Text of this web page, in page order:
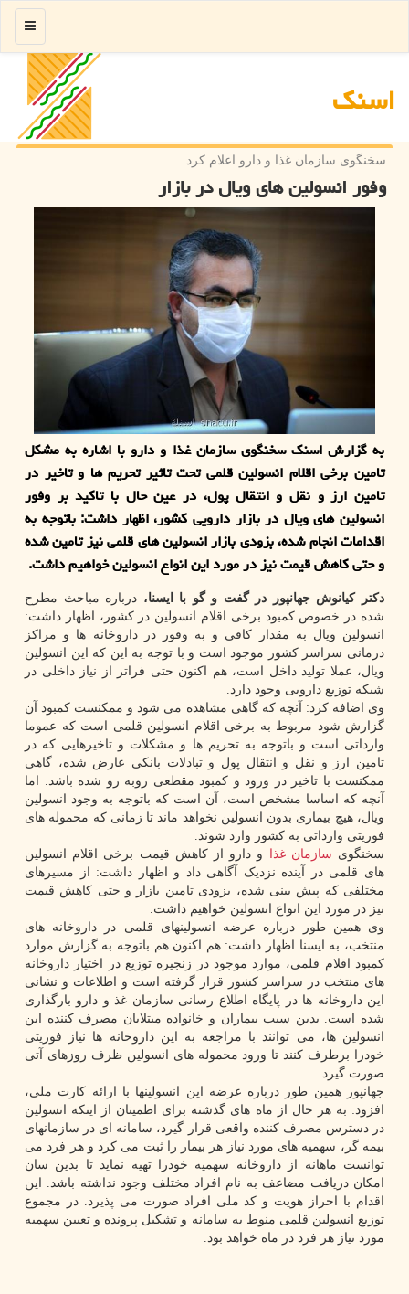
اسنك
منو
سخنگوی سازمان غذا و دارو اعلام كرد
وفور انسولین های ویال در بازار
به گزارش اسنك سخنگوی سازمان غذا و دارو با اشاره به مشكل
تامین برخی اقلام انسولین قلمی تحت تاثیر تحریم ها و تاخیر در
تامین ارز و نقل و انتقال پول، در عین حال با تاكید بر وفور
انسولین های ویال در بازار دارویی كشور، اظهار داشت: باتوجه به
اقدامات انجام شده، بزودی بازار انسولین های قلمی نیز تامین شده
و حتی كاهش قیمت نیز در مورد این انواع انسولین خواهیم داشت.
دکتر کیانوش جهانپور در گفت و گو با ایسنا، درباره مباحث مطرح
شده در خصوص کمبود برخی اقلام انسولین در کشور، اظهار داشت:
انسولین ویال به مقدار کافی و به وفور در داروخانه ها و مراکز
درمانی سراسر کشور موجود است و با توجه به این که این انسولین
ویال، عملا تولید داخل است، هم اکنون حتی فراتر از نیاز داخلی در
شبکه توزیع دارویی وجود دارد.
وی اضافه کرد: آنچه که گاهی مشاهده می شود و ممکنست کمبود آن
گزارش شود مربوط به برخی اقلام انسولین قلمی است که عموما
وارداتی است و باتوجه به تحریم ها و مشکلات و تاخیرهایی که در
تامین ارز و نقل و انتقال پول و تبادلات بانکی عارض شده، گاهی
ممکنست با تاخیر در ورود و کمبود مقطعی روبه رو شده باشد. اما
آنچه که اساسا مشخص است، آن است که باتوجه به وجود انسولین
ویال، هیچ بیماری بدون انسولین نخواهد ماند تا زمانی که محموله های
فوریتی وارداتی به کشور وارد شوند.
سخنگوی سازمان غذا
و دارو از کاهش قیمت برخی اقلام انسولین
های قلمی در آینده نزدیک آگاهی داد و اظهار داشت: از مسیرهای
مختلفی که پیش بینی شده، بزودی تامین بازار و حتی کاهش قیمت
نیز در مورد این انواع انسولین خواهیم داشت.
وی همین طور درباره عرضه انسولینهای قلمی در داروخانه های
منتخب، به ایسنا اظهار داشت: هم اکنون هم باتوجه به گزارش موارد
کمبود اقلام قلمی، موارد موجود در زنجیره توزیع در اختیار داروخانه
های منتخب در سراسر کشور قرار گرفته است و اطلاعات و نشانی
این داروخانه ها در پایگاه اطلاع رسانی سازمان غذ و دارو بارگذاری
شده است. بدین سبب بیماران و خانواده مبتلایان مصرف کننده این
انسولین ها، می توانند با مراجعه به این داروخانه ها نیاز فوریتی
خودرا برطرف کنند تا ورود محموله های انسولین ظرف روزهای آتی
صورت گیرد.
جهانپور همین طور درباره عرضه این انسولینها با ارائه کارت ملی،
افزود: به هر حال از ماه های گذشته برای اطمینان از اینکه انسولین
در دسترس مصرف کننده واقعی قرار گیرد، سامانه ای در سازمانهای
بیمه گر، سهمیه های مورد نیاز هر بیمار را ثبت می کرد و هر فرد می
توانست ماهانه از داروخانه سهمیه خودرا تهیه نماید تا بدین سان
امکان دریافت مضاعف به نام افراد مختلف وجود نداشته باشد. این
اقدام با احراز هویت و کد ملی افراد صورت می پذیرد. در مجموع
توزیع انسولین قلمی منوط به سامانه و تشکیل پرونده و تعیین سهمیه
مورد نیاز هر فرد در ماه خواهد بود.